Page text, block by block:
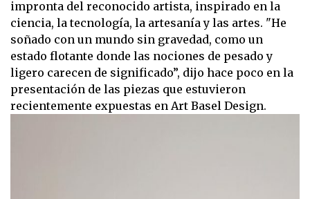
impronta del reconocido artista, inspirado en la
ciencia, la tecnología, la artesanía y las artes. "He
soñado con un mundo sin gravedad, como un
estado flotante donde las nociones de pesado y
ligero carecen de significado”, dijo hace poco en la
presentación de las piezas que estuvieron
recientemente expuestas en Art Basel Design.